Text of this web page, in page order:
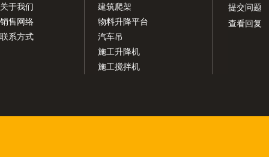
关于我们
销售网络
联系方式
建筑爬架
物料升降平台
汽车吊
施工升降机
施工搅拌机
提交问题
查看回复